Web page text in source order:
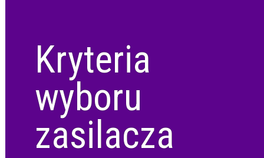
Kryteria
wyboru
zasilacza